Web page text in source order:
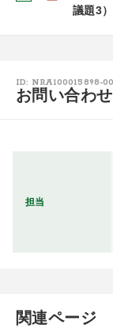
議題3）
ID: NRA100015898-
お問い合わ
担当
関連ページ